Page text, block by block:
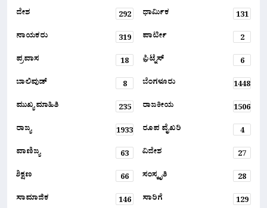
ದೇಶ
292 ಧಾರ್ಮಿಕ
131
ನಾಯಕರು
319 ಪಾರ್ಟೀ
2
ಪ್ರವಾಸ
18 ಫ಼ಿಟ್ನೆಸ್
6
ಬಾಲಿವುಡ್
8 ಬೆಂಗಳೂರು
1448
ಮುಖ್ಯ ಮಾಹಿತಿ
235 ರಾಜಕೀಯ
1506
ರಾಜ್ಯ
1933 ರೂಪ ವೈಖರಿ
4
ವಾಣಿಜ್ಯ
63 ವಿದೇಶ
27
ಶಿಕ್ಷಣ
66 ಸಂಸ್ಕೃತಿ
28
ಸಾಮಾಜಿಕ
146 ಸಾರಿಗೆ
129